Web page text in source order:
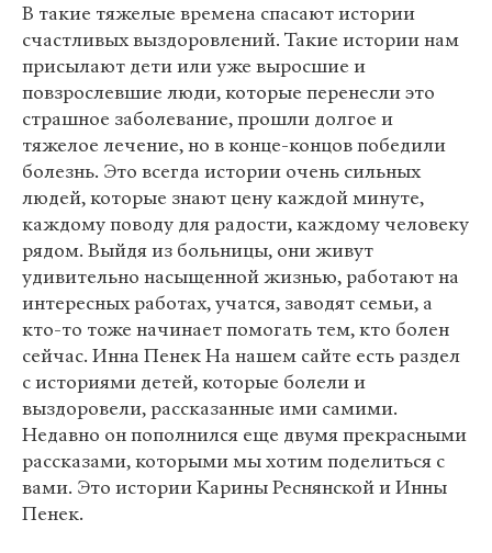
В такие тяжелые времена спасают истории
счастливых выздоровлений. Такие истории нам
присылают дети или уже выросшие и
повзрослевшие люди, которые перенесли это
страшное заболевание, прошли долгое и
тяжелое лечение, но в конце-концов победили
болезнь. Это всегда истории очень сильных
людей, которые знают цену каждой минуте,
каждому поводу для радости, каждому человеку
рядом. Выйдя из больницы, они живут
удивительно насыщенной жизнью, работают на
интересных работах, учатся, заводят семьи, а
кто-то тоже начинает помогать тем, кто болен
сейчас. Инна Пенек На нашем сайте есть раздел
с историями детей, которые болели и
выздоровели, рассказанные ими самими.
Недавно он пополнился еще двумя прекрасными
рассказами, которыми мы хотим поделиться с
вами. Это истории Карины Реснянской и Инны
Пенек.